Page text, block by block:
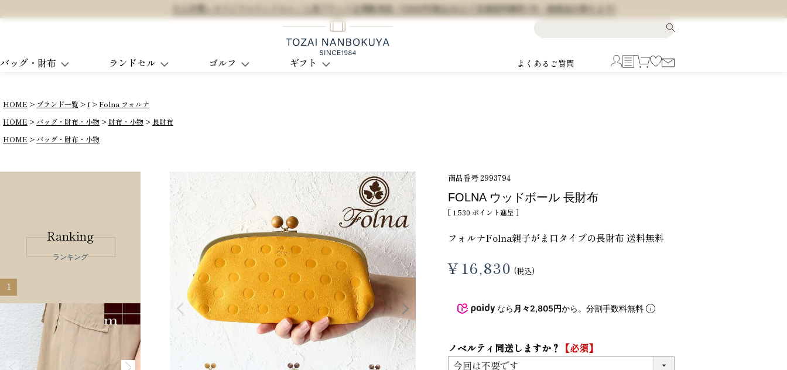
大人可愛いオリジナルランドセル / 人気ブランド正規販売店 / 5,500円(税込)以上で全国送料無料 (※一部商品を除きます)
バッグ・財布 ランドセル ゴルフ ギフト よくあるご質問
HOME ブランド一覧 f
Folna フォルナ
HOME
バッグ・財布・小物 財布・小物
長財布
HOME
バッグ・財布・小物
Ranking
ランキング
1 3
商品番号2993794
FOLNA ウッドボール 長財布
[ 1,530 ポイント進呈 ]
フォルナFolna親子がま口タイプの長財布 送料無料
¥16,830 税込
なら 月々2,805円から。分割手数料無料
ノベルティ同送しますか？ 【必須】